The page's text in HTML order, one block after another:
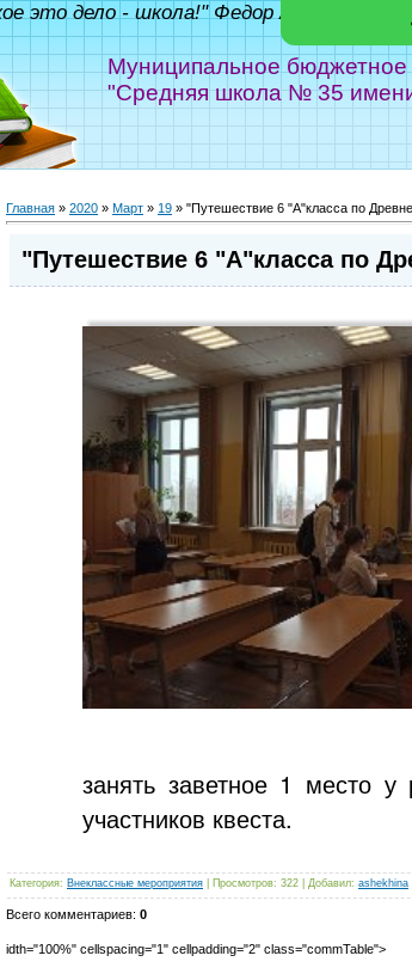
Муниципальное бюджетное
"Средняя школа № 35
это дело - школа!" Федор Абрамов
Главная » 2020 » Март » 19 » "Путешествие 6 "А"класса по
"Путешествие 6 "А"класса по
занять заветное 1 место
участников квеста.
Категория: Внеклассные мероприятия Просмотров: 322 Добавил: ashekhina
Всего комментариев: 0
idth="100%" cellspacing="1" cellpadding="2" class="commTable">